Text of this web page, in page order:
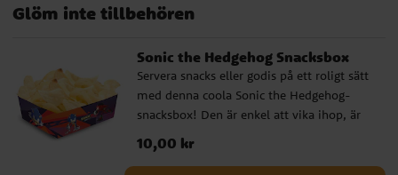
Glöm inte tillbehören
Sonic the Hedgehog Snacksbox
Servera snacks eller godis på ett roligt sätt
med denna coola Sonic the Hedgehog-
snacksbox! Den är enkel att vika ihop, är
tillverkad av papp och har måtten 15 x 11 x
6 cm. Säljs styckvis.
Pris:10,00 kr
10,00 kr